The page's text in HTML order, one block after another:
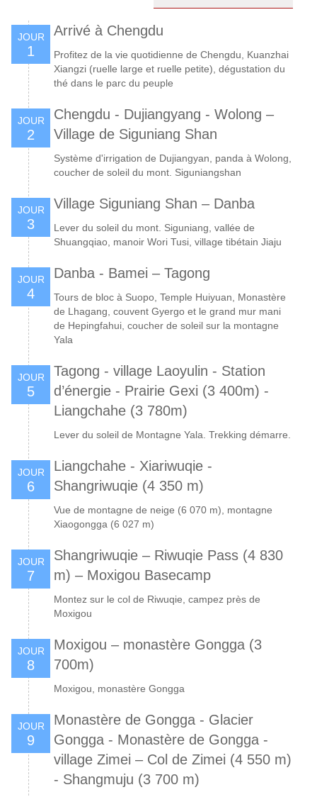
JOUR
1
Arrivé à Chengdu
Profitez de la vie quotidienne de Chengdu, Kuanzhai
Xiangzi (ruelle large et ruelle petite), dégustation du
thé dans le parc du peuple
JOUR
2
Chengdu - Dujiangyang - Wolong –
Village de Siguniang Shan
Système d'irrigation de Dujiangyan, panda à Wolong,
coucher de soleil du mont. Siguniangshan
JOUR
3
Village Siguniang Shan – Danba
Lever du soleil du mont. Siguniang, vallée de
Shuangqiao, manoir Wori Tusi, village tibétain Jiaju
JOUR
4
Danba - Bamei – Tagong
Tours de bloc à Suopo, Temple Huiyuan, Monastère
de Lhagang, couvent Gyergo et le grand mur mani
de Hepingfahui, coucher de soleil sur la montagne
Yala
JOUR
5
Tagong - village Laoyulin - Station
d’énergie - Prairie Gexi (3 400m) -
Liangchahe (3 780m)
Lever du soleil de Montagne Yala. Trekking démarre.
JOUR
6
Liangchahe - Xiariwuqie -
Shangriwuqie (4 350 m)
Vue de montagne de neige (6 070 m), montagne
Xiaogongga (6 027 m)
JOUR
7
Shangriwuqie – Riwuqie Pass (4 830
m) – Moxigou Basecamp
Montez sur le col de Riwuqie, campez près de
Moxigou
JOUR
8
Moxigou – monastère Gongga (3
700m)
Moxigou, monastère Gongga
JOUR
9
Monastère de Gongga - Glacier
Gongga - Monastère de Gongga -
village Zimei – Col de Zimei (4 550 m)
- Shangmuju (3 700 m)